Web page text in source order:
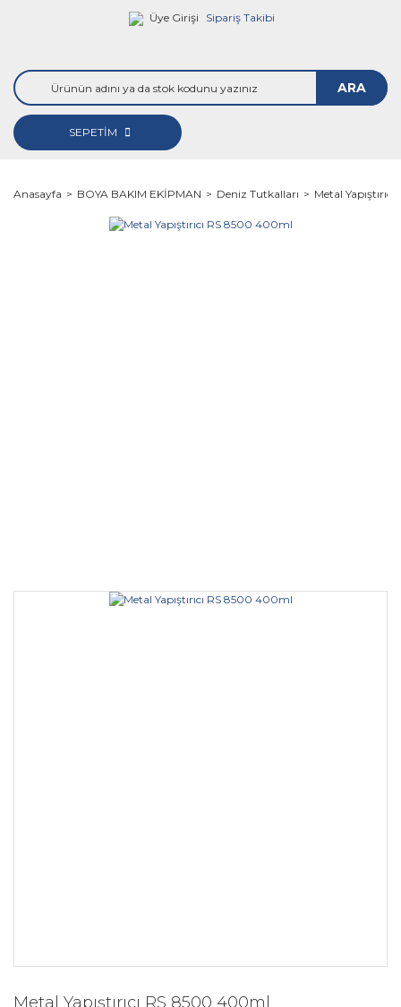
Üye Girişi Sipariş Takibi
ARA
SEPETİM
Anasayfa BOYA BAKIM EKİPMAN Deniz Tutkalları Metal
Metal Yapıştırıcı RS 8500 400ml